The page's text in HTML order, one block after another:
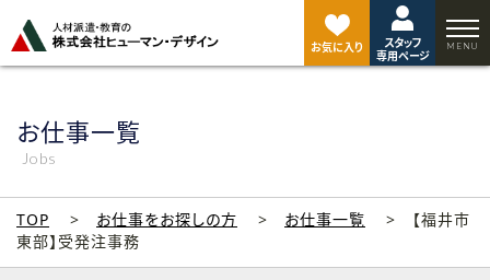
お気に入り
スタッフ
専用ページ
お仕事一覧
Jobs
TOP お仕事をお探しの方 お仕事一覧
【福井市
東部】受発注事務
ジ
ト